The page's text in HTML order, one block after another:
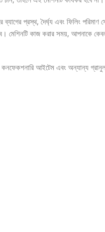
প্রস্থ, দৈর্ঘ্য এবং ফিলিং পরিমাণ
মেশিনটি কাজ করার সময়, আপনাকে
কনফেকশনারি আইটেম এবং অন্যান্য